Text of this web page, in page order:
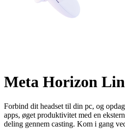
Meta Horizon
Forbind dit headset til din pc, og
apps, øget produktivitet med en
deling gennem casting. Kom i gang